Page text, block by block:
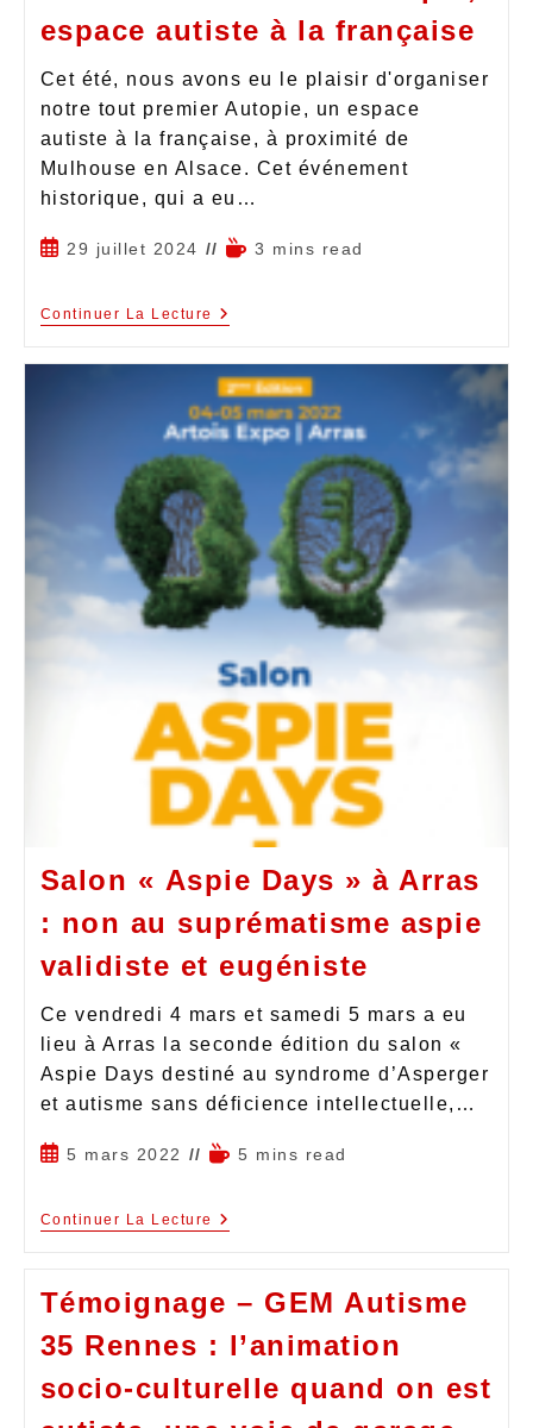
espace autiste à la française
Cet été, nous avons eu le plaisir d'organiser
notre tout premier Autopie, un espace
autiste à la française, à proximité de
Mulhouse en Alsace. Cet événement
historique, qui a eu…
29 juillet 2024 3 mins read
Continuer La Lecture
Salon « Aspie Days » à Arras
: non au suprématisme aspie
validiste et eugéniste
Ce vendredi 4 mars et samedi 5 mars a eu
lieu à Arras la seconde édition du salon «
Aspie Days destiné au syndrome d’Asperger
et autisme sans déficience intellectuelle,…
5 mars 2022 5 mins read
Continuer La Lecture
Témoignage – GEM Autisme
35 Rennes : l’animation
socio-culturelle quand on est